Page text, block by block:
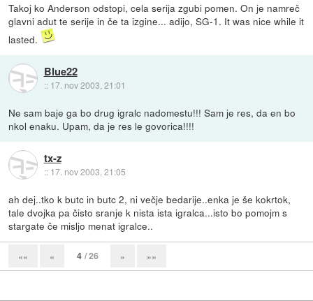
Takoj ko Anderson odstopi, cela serija zgubi pomen. On je namreč
glavni adut te serije in če ta izgine... adijo, SG-1. It was nice while it
lasted.
Blue22
:: 17. nov 2003, 21:01
Ne sam baje ga bo drug igralc nadomestu!!! Sam je res, da en bo
nkol enaku. Upam, da je res le govorica!!!!
tx-z
:: 17. nov 2003, 21:05
ah dej..tko k butc in butc 2, ni večje bedarije..enka je še kokrtok,
tale dvojka pa čisto sranje k nista ista igralca...isto bo pomojm s
stargate če misljo menat igralce..
«« « 4 / 26 » »»